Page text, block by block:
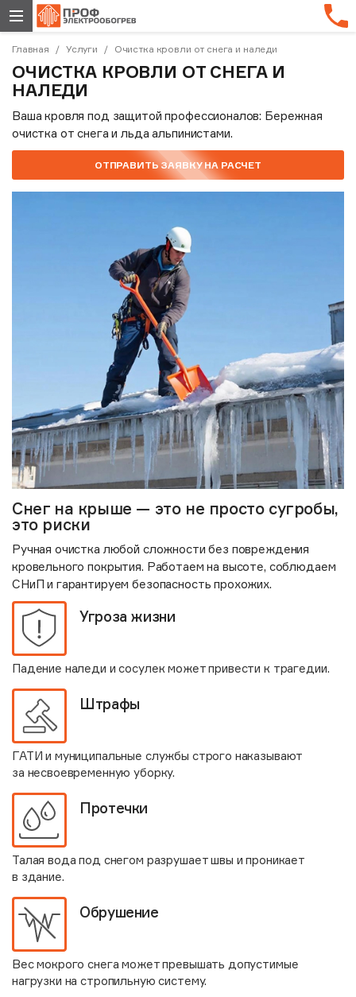
Главная Услуги Очистка кровли от снега и наледи
ОЧИСТКА КРОВЛИ ОТ СНЕГА И
НАЛЕДИ
Ваша кровля под защитой профессионалов: Бережная
очистка от снега и льда альпинистами.
ОТПРАВИТЬ ЗАЯВКУ НА РАСЧЕТ
Снег на крыше — это не просто сугробы,
это риски
Ручная очистка любой сложности без повреждения
кровельного покрытия. Работаем на высоте, соблюдаем
СНиП и гарантируем безопасность прохожих.
Угроза жизни
Падение наледи и сосулек может привести к трагедии.
Штрафы
ГАТИ и муниципальные службы строго наказывают
за несвоевременную уборку.
Протечки
Талая вода под снегом разрушает швы и проникает
в здание.
Обрушение
Вес мокрого снега может превышать допустимые
нагрузки на стропильную систему.